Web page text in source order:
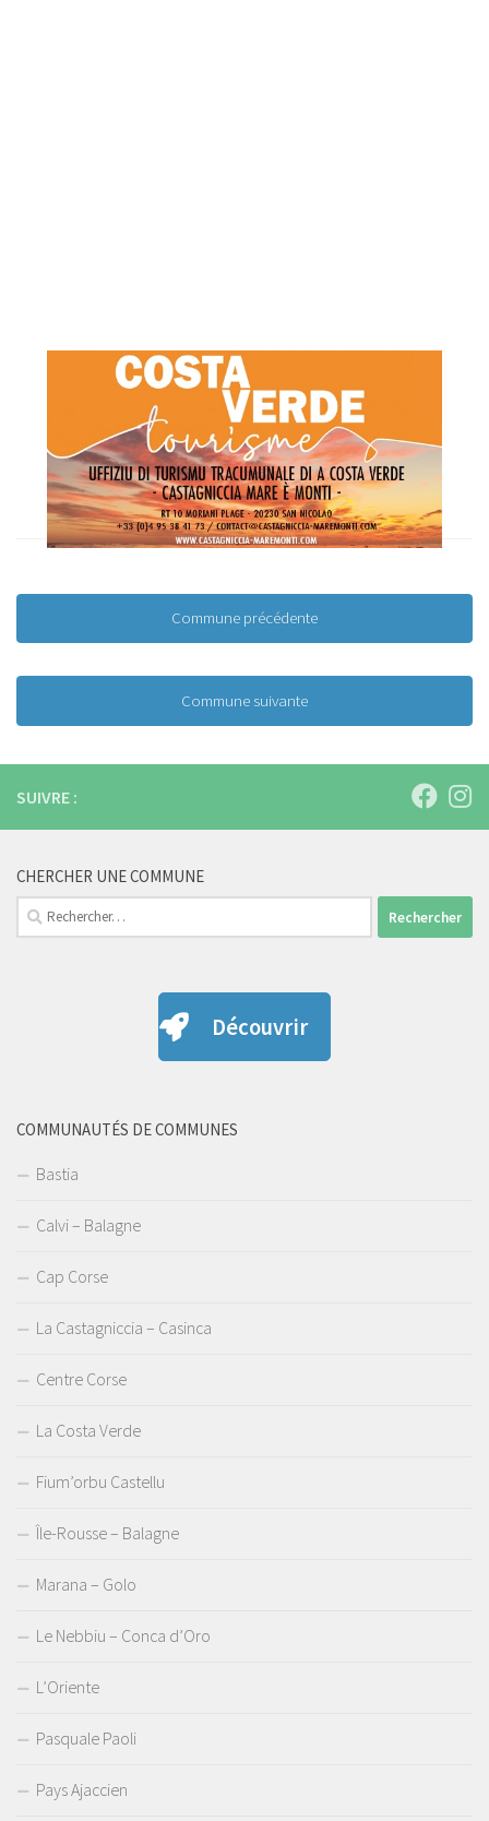
Commune précédente
Commune suivante
SUIVRE :
CHERCHER UNE COMMUNE
Rechercher :
Découvrir
COMMUNAUTÉS DE COMMUNES
Bastia
Calvi – Balagne
Cap Corse
La Castagniccia – Casinca
Centre Corse
La Costa Verde
Fium’orbu Castellu
Île-Rousse – Balagne
Marana – Golo
Le Nebbiu – Conca d’Oro
L’Oriente
Pasquale Paoli
Pays Ajaccien